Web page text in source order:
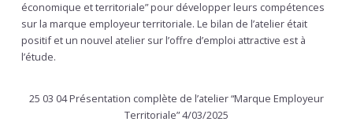
économique et territoriale” pour développer leurs compétences
sur la marque employeur territoriale. Le bilan de l’atelier était
positif et un nouvel atelier sur l’offre d’emploi attractive est à
l’étude.
25 03 04 Présentation complète de l’atelier “Marque Employeur
Territoriale” 4/03/2025